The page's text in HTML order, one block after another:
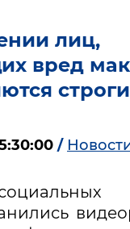
лиц,
вред
/